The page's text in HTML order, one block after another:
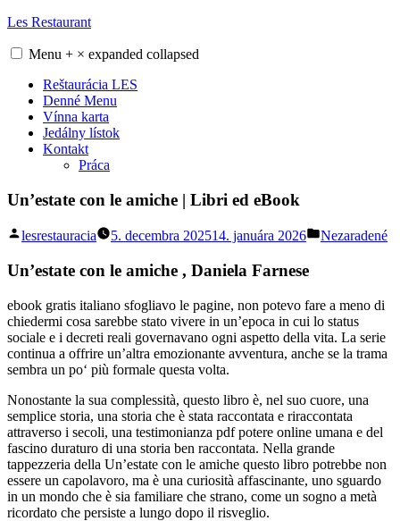
Skip
content
Les Restaurant
Menu + × expanded collapsed
Reštaurácia LES
Denné Menu
Vínna karta
Jedálny lístok
Kontakt
Práca
Un’estate con le amiche | Libri ed eBook
Posted
lesrestauracia 5. decembra 202514. januára 2026
Posted
Nezaradené
Un’estate con le amiche , Daniela Farnese
ebook gratis italiano sfogliavo le pagine, non potevo fare a meno di
chiedermi cosa sarebbe stato vivere in un’epoca in cui lo status
sociale e i decreti reali governavano ogni aspetto della vita. La serie
continua a offrire un’altra emozionante avventura, anche se la trama
sembra un po‘ più formale questa volta.
Nonostante la sua complessità, questo libro è, nel suo cuore, una
semplice storia, una storia che è stata raccontata e riraccontata
attraverso i secoli, una testimonianza pdf potere online umana e del
fascino duraturo di una storia ben raccontata. Nella grande
tappezzeria della Un’estate con le amiche questo libro potrebbe non
essere un capolavoro, ma è una curiosità affascinante, uno sguardo
in un mondo che è sia familiare che strano, come un sogno a metà
ricordato che persiste a lungo dopo il risveglio.